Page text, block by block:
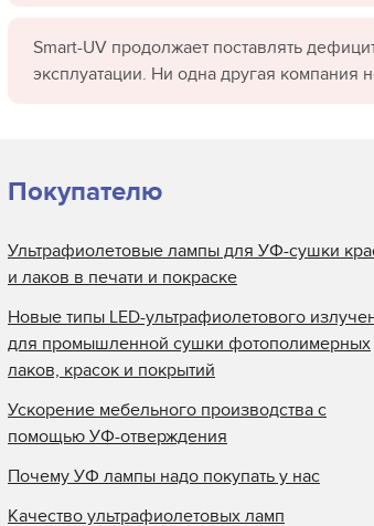
Smart-UV продолжает поставлять
эксплуатации. Ни одна другая компания
Покупателю
Ультрафиолетовые лампы для УФ-сушки
и лаков в печати и покраске
Новые типы LED-ультрафиолетового
для промышленной сушки фотополимерных
лаков, красок и покрытий
Ускорение мебельного производства с
помощью УФ-отверждения
Почему УФ лампы надо покупать у нас
Качество ультрафиолетовых ламп